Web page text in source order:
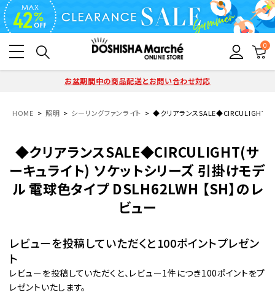
0
お盆期間中の商品配送とお問い合わせ対応
HOME 照明 シーリングファンライト ◆クリアランスSALE◆CIRCULIGHT(サ
◆クリアランスSALE◆CIRCULIGHT(サ
ーキュライト) ソケットシリーズ 引掛けモデ
ル 電球色タイプ DSLH62LWH 【SH】のレ
ビュー
レビューを投稿していただくと100ポイントプレゼン
ト
レビューを投稿していただくと、レビュー1件につき100ポイントをプ
レゼントいたします。